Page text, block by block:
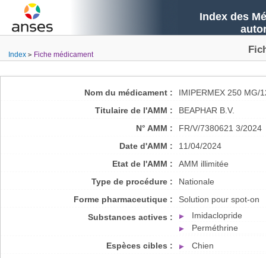
Index des
Index Fiche médicament
Nom du médicament :
IMIPERMEX 250 MG/
Titulaire de l'AMM :
BEAPHAR B.V.
N° AMM :
FR/V/7380621 3/2024
Date d'AMM :
11/04/2024
Etat de l'AMM :
AMM illimitée
Type de procédure :
Nationale
Forme pharmaceutique :
Solution pour spot-on
Substances actives :
Imidaclopride
Perméthrine
Espèces cibles :
Chien